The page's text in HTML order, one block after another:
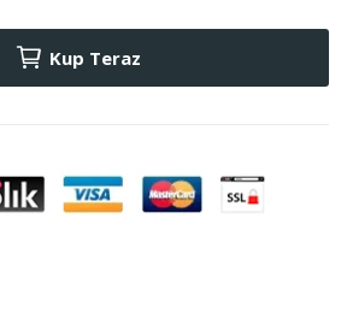
Kup Teraz